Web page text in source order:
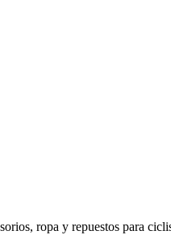
ropa y repuestos para